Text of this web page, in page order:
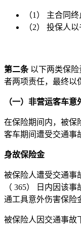
（1） 主合同终
（2） 投保人
第二条以下两类保险
者两项责任，最终以
（一）非营运客车
在保险期间内，被保
客车期间遭受交通事
身故保险金
被保险人遭受交通事
（ 365） 日内因该
通工具意外伤害保险
被保险人因交通事故